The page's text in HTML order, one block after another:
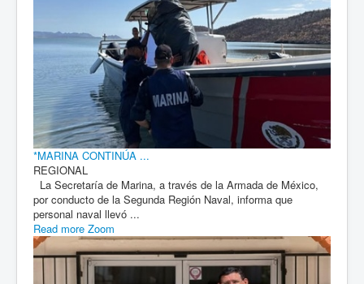
*MARINA CONTINÚA ...
REGIONAL
La Secretaría de Marina, a través de la Armada de México,
por conducto de la Segunda Región Naval, informa que
personal naval llevó ...
Read more Zoom